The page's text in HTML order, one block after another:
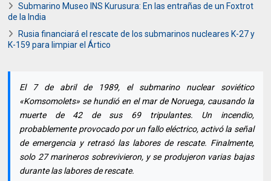
Submarino Museo INS Kurusura: En las entrañas de un Foxtrot
de la India
Rusia financiará el rescate de los submarinos nucleares K-27 y
K-159 para limpiar el Ártico
El 7 de abril de 1989, el submarino nuclear soviético
«Komsomolets» se hundió en el mar de Noruega, causando la
muerte de 42 de sus 69 tripulantes. Un incendio,
probablemente provocado por un fallo eléctrico, activó la señal
de emergencia y retrasó las labores de rescate. Finalmente,
solo 27 marineros sobrevivieron, y se produjeron varias bajas
durante las labores de rescate.